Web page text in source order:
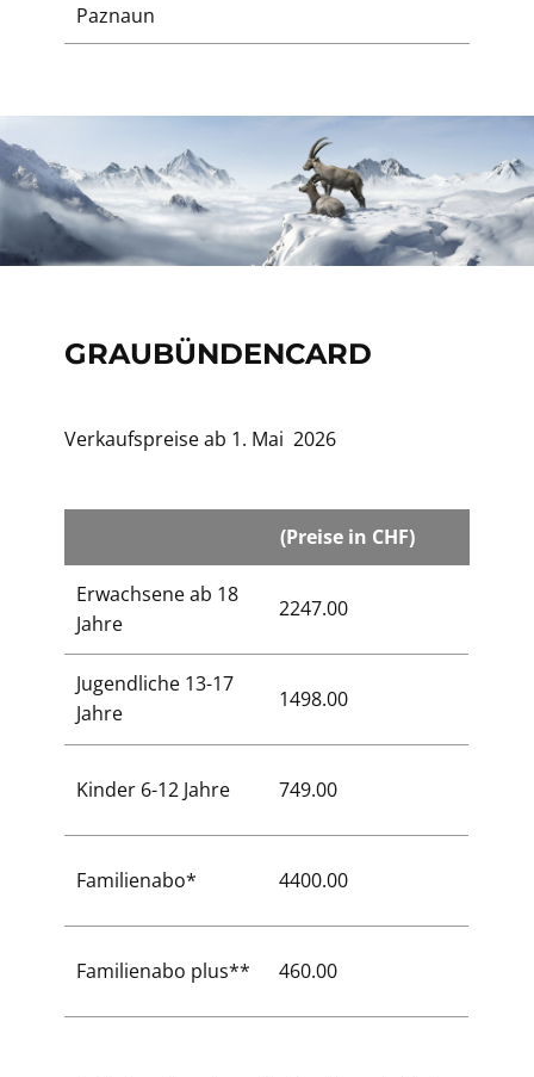
Paznaun
GRAUBÜNDENCARD
Verkaufspreise ab 1. Mai 2026
(Preise in CHF)
Erwachsene ab 18
Jahre
2247.00
Jugendliche 13-17
Jahre
1498.00
Kinder 6-12 Jahre 749.00
Familienabo* 4400.00
Familienabo plus** 460.00